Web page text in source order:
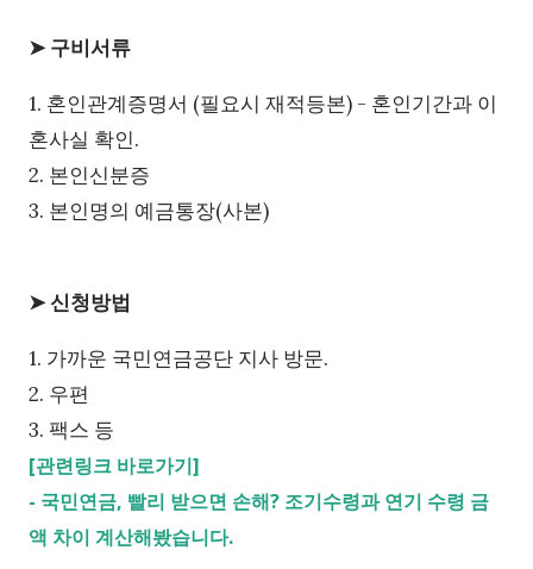
➤ 구비서류
1. 혼인관계증명서 (필요시 재적등본) - 혼인기간과 이
혼사실 확인.
2. 본인신분증
3. 본인명의 예금통장(사본)
➤ 신청방법
1. 가까운 국민연금공단 지사 방문.
2. 우편
3. 팩스 등
[관련링크 바로가기]
- 국민연금, 빨리 받으면 손해? 조기수령과 연기 수령 금
액 차이 계산해봤습니다.